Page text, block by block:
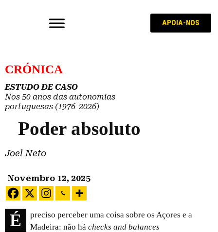
APOIA-NOS
CRÓNICA
ESTUDO DE CASO
Nos 50 anos das autonomias
portuguesas (1976-2026)
Poder absoluto
Joel Neto
Novembro 12, 2025
É preciso perceber uma coisa sobre os Açores e a Madeira: não há checks and balances